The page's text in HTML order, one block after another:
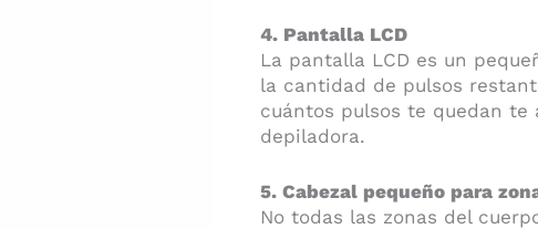
4. Pantalla LCD
La pantalla LCD es un
la cantidad de pulsos
cuántos pulsos te quedan
depiladora.
5. Cabezal pequeño para
No todas las zonas del